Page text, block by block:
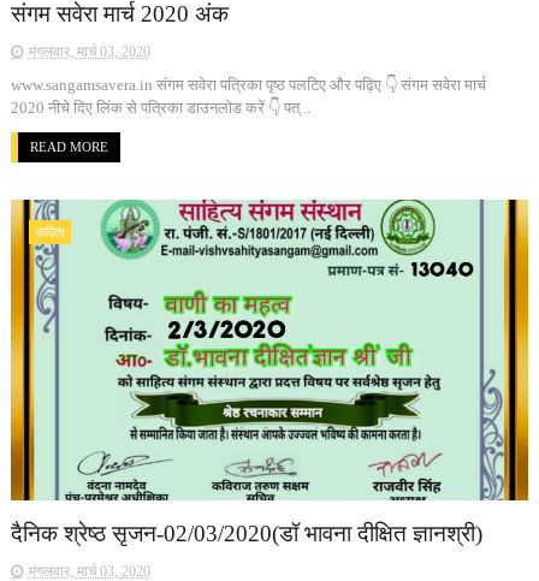
संगम सवेरा मार्च 2020 अंक
मंगलवार, मार्च 03, 2020
www.sangamsavera.in संगम सवेरा पत्रिका पृष्ठ पलटिए और पढ़िए 👇 संगम सवेरा मार्च
2020 नीचे दिए लिंक से पत्रिका डाउनलोड करें 👇 पत्...
READ MORE
कविता
दैनिक श्रेष्ठ सृजन-02/03/2020(डॉ भावना दीक्षित ज्ञानश्री)
मंगलवार, मार्च 03, 2020